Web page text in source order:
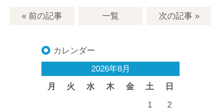
« 前の記事 一覧 次の記事»
カレンダー
2026年8月
月
火 水 木 金 土 日
1
2